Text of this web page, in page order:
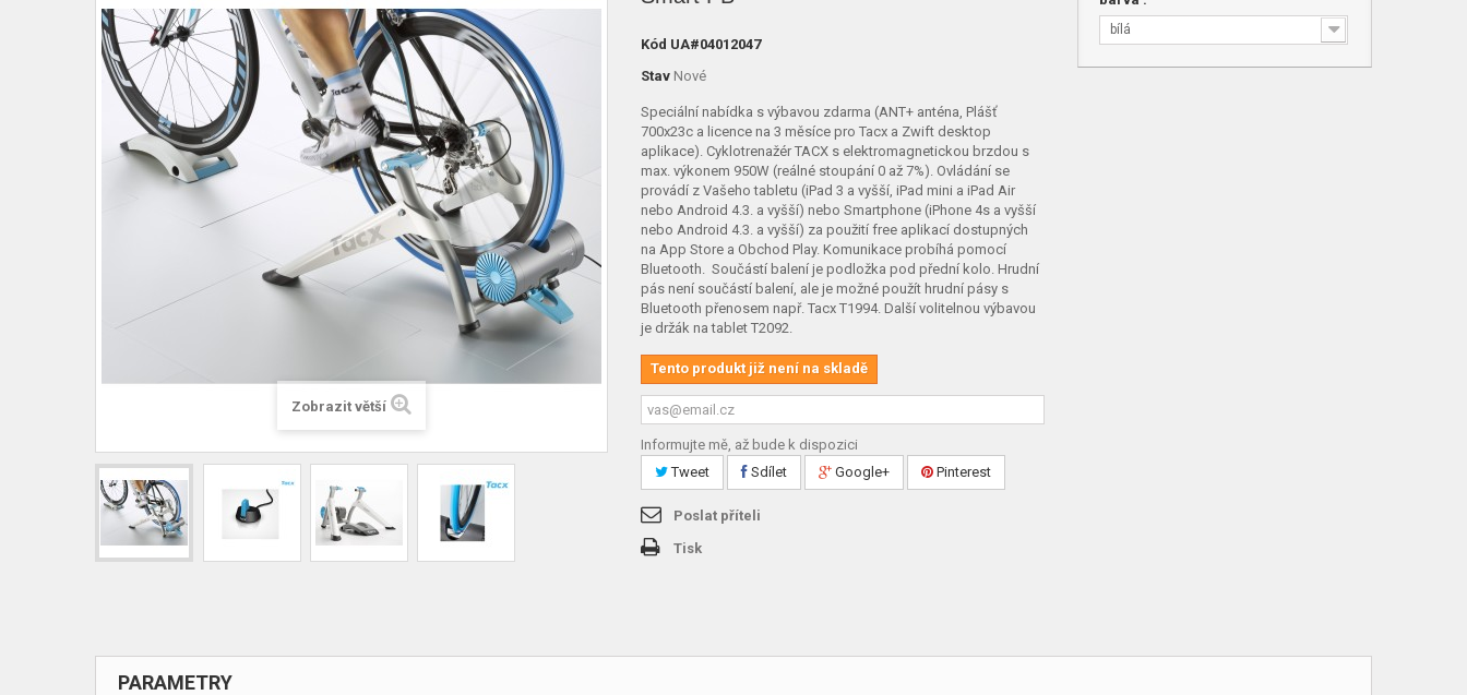
Zobrazit větší
Kód UA#04012047
Stav Nové
Speciální nabídka s výbavou zdarma (ANT+ anténa, Plášť
700x23c a licence na 3 měsíce pro Tacx a Zwift desktop
aplikace). Cyklotrenažér TACX s elektromagnetickou brzdou s
max. výkonem 950W (reálné stoupání 0 až 7%). Ovládání se
provádí z Vašeho tabletu (iPad 3 a vyšší, iPad mini a iPad Air
nebo Android 4.3. a vyšší) nebo Smartphone (iPhone 4s a vyšší
nebo Android 4.3. a vyšší) za použití free aplikací dostupných
na App Store a Obchod Play. Komunikace probíhá pomocí
Bluetooth. Součástí balení je podložka pod přední kolo. Hrudní
pás není součástí balení, ale je možné použít hrudní pásy s
Bluetooth přenosem např. Tacx T1994. Další volitelnou výbavou
je držák na tablet T2092.
Tento produkt již není na skladě
Informujte mě, až bude k dispozici
Tweet
Sdílet Google+ Pinterest
Poslat příteli
Tisk
bílá
PARAMETRY